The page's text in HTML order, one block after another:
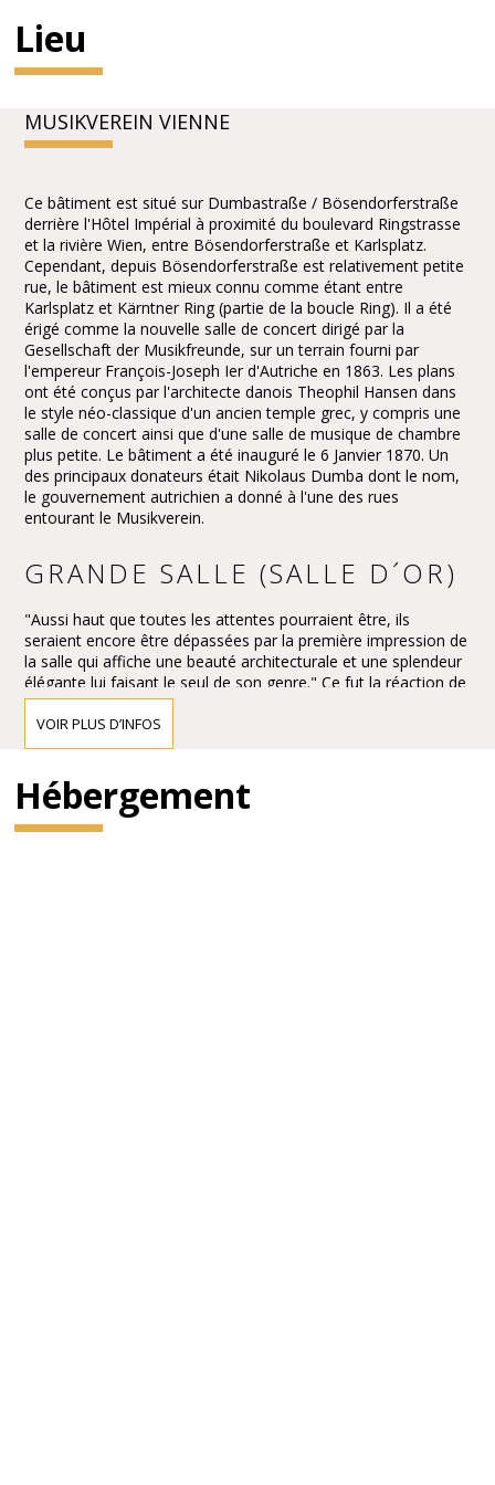
Lieu
MUSIKVEREIN VIENNE
Ce bâtiment est situé sur Dumbastraße / Bösendorferstraße
derrière l'Hôtel Impérial à proximité du boulevard Ringstrasse
et la rivière Wien, entre Bösendorferstraße et Karlsplatz.
Cependant, depuis Bösendorferstraße est relativement petite
rue, le bâtiment est mieux connu comme étant entre
Karlsplatz et Kärntner Ring (partie de la boucle Ring). Il a été
érigé comme la nouvelle salle de concert dirigé par la
Gesellschaft der Musikfreunde, sur un terrain fourni par
l'empereur François-Joseph Ier d'Autriche en 1863. Les plans
ont été conçus par l'architecte danois Theophil Hansen dans
le style néo-classique d'un ancien temple grec, y compris une
salle de concert ainsi que d'une salle de musique de chambre
plus petite. Le bâtiment a été inauguré le 6 Janvier 1870. Un
des principaux donateurs était Nikolaus Dumba dont le nom,
le gouvernement autrichien a donné à l'une des rues
entourant le Musikverein.
GRANDE SALLE (SALLE D´OR)
"Aussi haut que toutes les attentes pourraient être, ils
seraient encore être dépassées par la première impression de
la salle qui affiche une beauté architecturale et une splendeur
élégante lui faisant le seul de son genre." Ce fut la réaction de
la presse à l'ouverture du nouveau bâtiment Musikverein et le
premier concert de la Großer Musikvereinssaal le 6 Janvier
1870.
L'impression doit avoir été écrasante - si écrasante que le
critique de Vienne, Eduard Hanslick, irritante a soulevé la
question de savoir si ce Großer Musikvereinssaal "n'était pas
VOIR PLUS D’INFOS
Hébergement